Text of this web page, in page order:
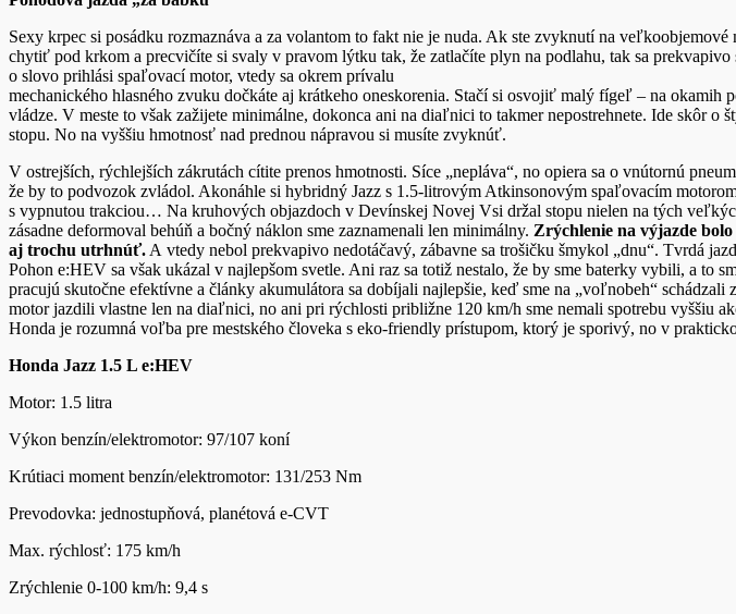
Sexy krpec si posádku rozmaznáva a za volantom to fakt nie je nuda. Ak ste zvyknutí na
chytiť pod krkom a precvičíte si svaly v pravom lýtku tak, že zatlačíte plyn na podlahu, tak sa
o slovo prihlási spaľovací motor, vtedy sa okrem prívalu
mechanického hlasného zvuku dočkáte aj krátkeho oneskorenia. Stačí si osvojiť malý fígeľ – na okamih
vládze. V meste to však zažijete minimálne, dokonca ani na diaľnici to takmer nepostrehnete. Ide skôr
stopu. No na vyššiu hmotnosť nad prednou nápravou si musíte zvyknúť.
V ostrejších, rýchlejších zákrutách cítite prenos hmotnosti. Síce „nepláva“, no opiera sa o vnútornú
že by to podvozok zvládol. Akonáhle si hybridný Jazz s 1.5-litrovým Atkinsonovým spaľovacím
s vypnutou trakciou… Na kruhových objazdoch v Devínskej Novej Vsi držal stopu nielen na tých
zásadne deformoval behúň a bočný náklon sme zaznamenali len minimálny. Zrýchlenie na výjazde
aj trochu utrhnúť. A vtedy nebol prekvapivo nedotáčavý, zábavne sa trošičku šmykol „dnu“. Tvrdá
Pohon e:HEV sa však ukázal v najlepšom svetle. Ani raz sa totiž nestalo, že by sme baterky vybili, a to
pracujú skutočne efektívne a články akumulátora sa dobíjali najlepšie, keď sme na „voľnobeh“
motor jazdili vlastne len na diaľnici, no ani pri rýchlosti približne 120 km/h sme nemali spotrebu vyššiu
Honda je rozumná voľba pre mestského človeka s eko-friendly prístupom, ktorý je sporivý, no v
Honda Jazz 1.5 L e:HEV
Motor: 1.5 litra
Výkon benzín/elektromotor: 97/107 koní
Krútiaci moment benzín/elektromotor: 131/253 Nm
Prevodovka: jednostupňová, planétová e-CVT
Max. rýchlosť: 175 km/h
Zrýchlenie 0-100 km/h: 9,4 s